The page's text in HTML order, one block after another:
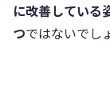
に改善している
つではないでし